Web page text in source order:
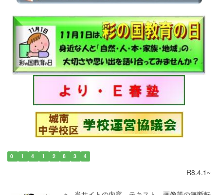
0 1 4 1 2 8 3 4
R8.4.1~